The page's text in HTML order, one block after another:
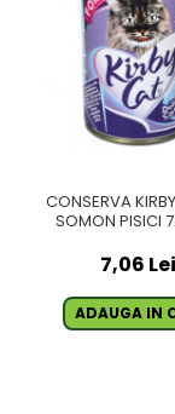
CONSERVA
SOMON PISICI
7,06 Lei
ADAUGA IN